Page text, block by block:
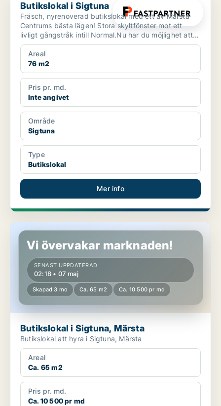
Butikslokal i Sigtuna
Fräsch, nyrenoverad butikslokal med ett av Märsta
Centrums bästa lägen! Stora skyltfönster mot ett
livligt gångstråk intill Normal.Nu har du möjlighet att
et...
Areal
76 m2
Pris pr. md.
Inte angivet
Område
Sigtuna
Type
Butikslokal
Mer info
Butikslokal i Sigtuna, Märsta
Vi övervakar marknaden!
SENAST UPPDATERAD
02:18 • 07 maj
Skapad 3 mo Ca. 65 m2 Ca. 10 500 pr md
Butikslokal i Sigtuna, Märsta
Butikslokal att hyra i Sigtuna, Märsta
Areal
Ca. 65 m2
Pris pr. md.
Ca. 10 500 pr md